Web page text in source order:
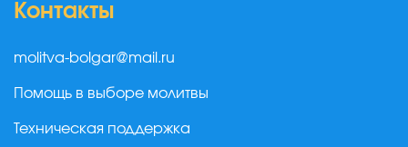
Контакты
molitva-bolgar@mail.ru
Помощь в выборе молитвы
Техническая поддержка